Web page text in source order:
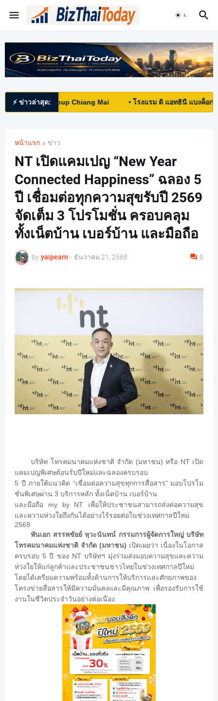
⚡ ข่าวล่าสุด:
Hotels Group Chiang Mai • โรงแรม ดิ แอทธินี แบงค็อก ขอเชิญ
หน้าแรก ข่าว
NT เปิดแคมเปญ “New Year
Connected Happiness” ฉลอง 5
ปี เชื่อมต่อทุกความสุขรับปี 2569
จัดเต็ม 3 โปรโมชั่น ครอบคลุม
ทั้งเน็ตบ้าน เบอร์บ้าน และมือถือ
by yaipearn - ธันวาคม 21, 2568 0
บริษัท โทรคมนาคมแห่งชาติ จำกัด (มหาชน)หรือ NT เปิด
แคมเปญพิเศษต้อนรับปีใหม่และฉลองครบรอบ
5 ปี ภายใต้แนวคิด “เชื่อมต่อความสุขทุกการสื่อสาร” มอบโปรโม
ชั่นพิเศษผ่าน 3 บริการหลัก ทั้งเน็ตบ้าน เบอร์บ้าน
และมือถือ my by NT เพื่อให้ประชาชนสามารถส่งต่อความสุข
และความห่วงใยถึงกันได้อย่างไร้รอยต่อในช่วงเทศกาลปีใหม่
2569
พันเอก สรรพชัยย์ หุวะนันทน์ กรรมการผู้จัดการใหญ่ บริษัท
โทรคมนาคมแห่งชาติ จำกัด (มหาชน) เปิดเผยว่า เนื่องในโอกาส
ครบรอบ 5ปี ของ NT บริษัทฯ มุ่งร่วมส่งมอบความสุขและความ
ห่วงใยให้แก่ลูกค้าและประชาชนชาวไทยในช่วงเทศกาลปีใหม่
โดยได้เตรียมความพร้อมทั้งด้านการให้บริการและศักยภาพของ
โครงข่ายสื่อสารให้มีความมั่นคงและมีคุณภาพ เพื่อรองรับการใช้
งานในชีวิตประจำวันอย่างต่อเนื่อง